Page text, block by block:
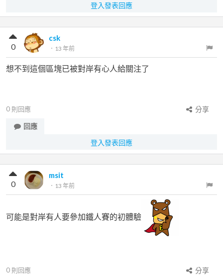
登入發表回應
csk
． 13 年前
0
想不到這個區塊已被對岸有心人給關注了
0 則回應
分享
回應
登入發表回應
msit
． 13 年前
0
可能是對岸有人要參加鐵人賽的初體驗
0 則回應
分享